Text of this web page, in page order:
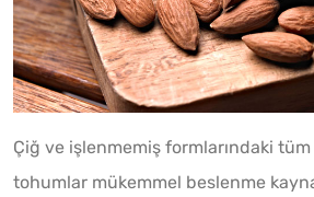
Çiğ ve işlenmemiş formlarındaki
tohumlar mükemmel beslenme